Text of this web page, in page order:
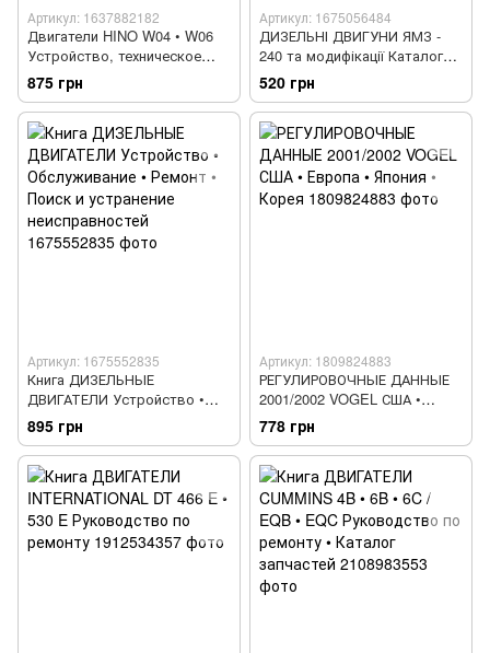
Артикул: 1637882182
Двигатели HINO W04 • W06
Устройство, техническое
обслуживание и ремонт
875 грн
Артикул: 1675056484
ДИЗЕЛЬНІ ДВИГУНИ ЯМЗ -
240 та модифікації Каталог
запчастин
520 грн
Артикул: 1675552835
Книга ДИЗЕЛЬНЫЕ
ДВИГАТЕЛИ Устройство •
Обслуживание • Ремонт •
Поиск и устранение
неисправностей
895 грн
Артикул: 1809824883
РЕГУЛИРОВОЧНЫЕ ДАННЫЕ
2001/2002 VOGEL США •
Европа • Япония • Корея
778 грн